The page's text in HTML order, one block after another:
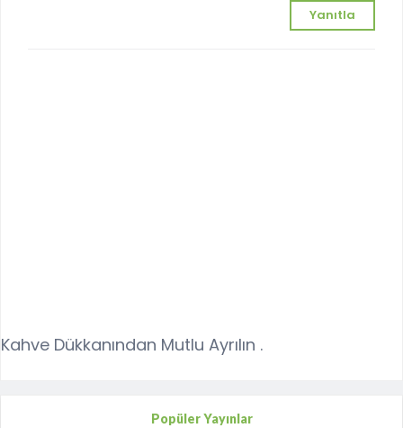
Yanıtla
Kahve Dükkanından Mutlu Ayrılın .
Popüler Yayınlar